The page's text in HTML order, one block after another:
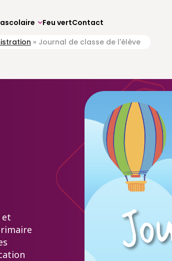
Feu vertContact
» Journal de classe de l'élève